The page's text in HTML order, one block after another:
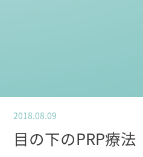
2018.08.09
目の下のPRP療法